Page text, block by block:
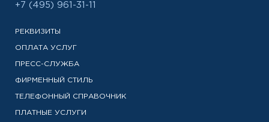
+7 (495) 961-31-11
РЕКВИЗИТЫ
ОПЛАТА УСЛУГ
ПРЕСС-СЛУЖБА
ФИРМЕННЫЙ СТИЛЬ
ТЕЛЕФОННЫЙ СПРАВОЧНИК
ПЛАТНЫЕ УСЛУГИ